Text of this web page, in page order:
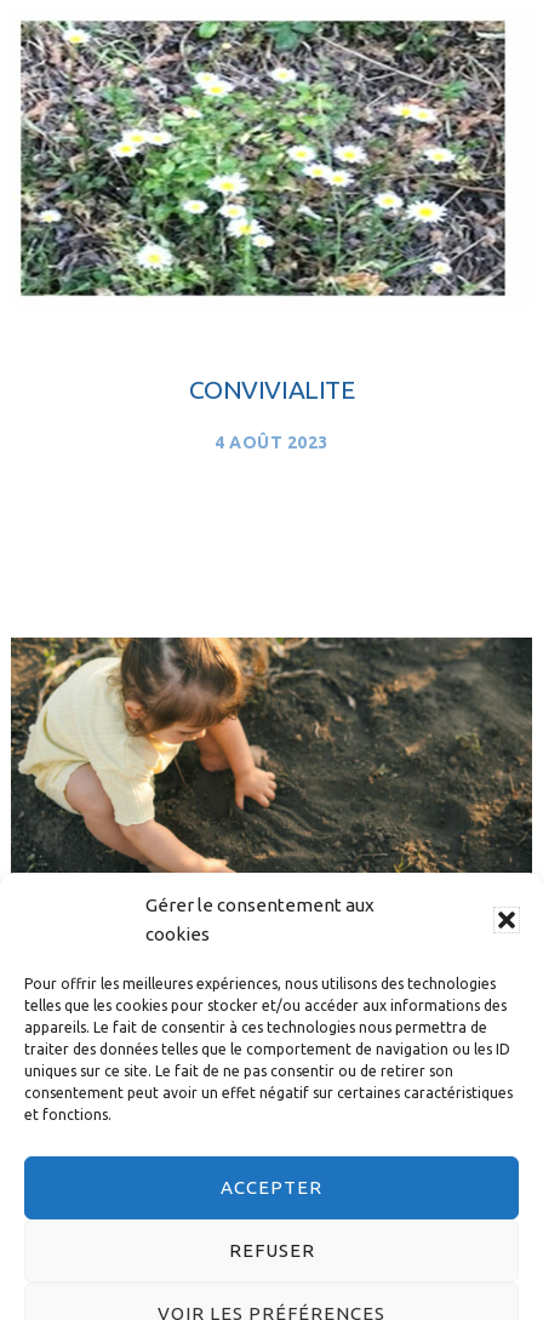
Gérer le consentement aux
cookies
Pour offrir les meilleures expériences, nous utilisons des technologies
telles que les cookies pour stocker et/ou accéder aux informations des
appareils. Le fait de consentir à ces technologies nous permettra de
traiter des données telles que le comportement de navigation ou les ID
uniques sur ce site. Le fait de ne pas consentir ou de retirer son
consentement peut avoir un effet négatif sur certaines caractéristiques
et fonctions.
ACCEPTER
REFUSER
VOIR LES PRÉFÉRENCES
CONVIVIALITE
4 AOÛT 2023
La « Petite roulotte du Schloessel »
5 JUILLET 2023
© 2026 DIACONESSES DE STRASBOURG - CONCEPTION :